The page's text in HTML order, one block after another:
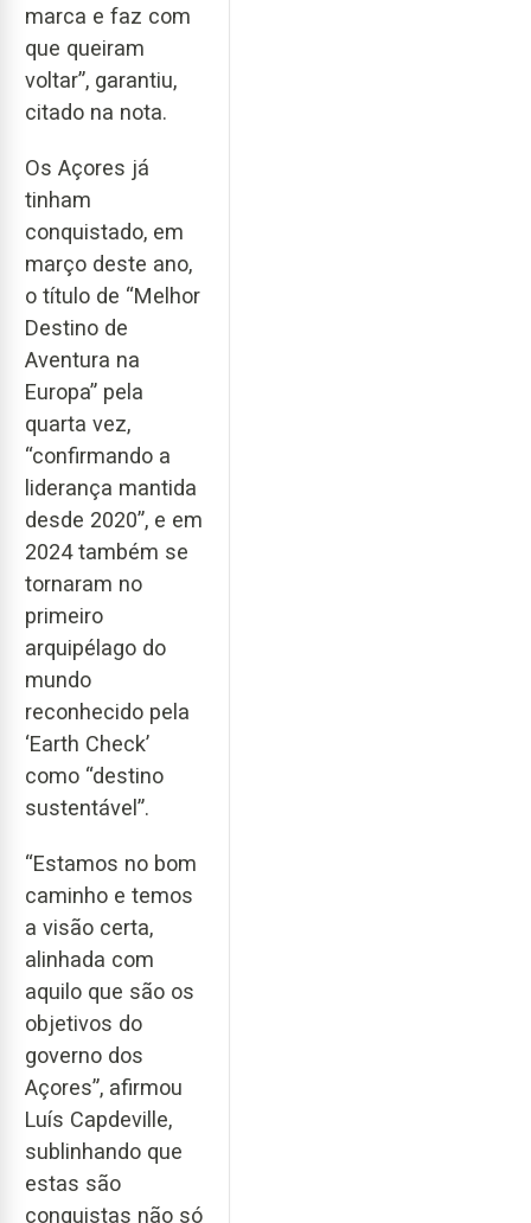
marca e faz com
que queiram
voltar”, garantiu,
citado na nota.
Os Açores já
tinham
conquistado, em
março deste ano,
o título de “Melhor
Destino de
Aventura na
Europa” pela
quarta vez,
“confirmando a
liderança mantida
desde 2020”, e em
2024 também se
tornaram no
primeiro
arquipélago do
mundo
reconhecido pela
‘Earth Check’
como “destino
sustentável”.
“Estamos no bom
caminho e temos
a visão certa,
alinhada com
aquilo que são os
objetivos do
governo dos
Açores”, afirmou
Luís Capdeville,
sublinhando que
estas são
conquistas não só